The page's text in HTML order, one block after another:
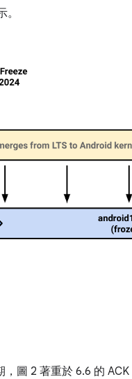
圖 2 著重於 6.6 的 ACK